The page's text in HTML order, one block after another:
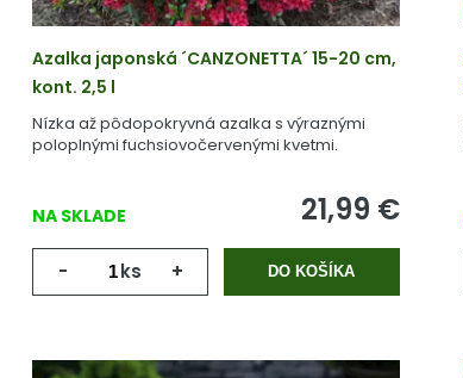
Azalka japonská ´CANZONETTA´ 15-20 cm,
kont. 2,5 l
Nízka až pôdopokryvná azalka s výraznými
poloplnými fuchsiovočervenými kvetmi.
NA SKLADE 21,99 €
- ks + DO KOŠÍKA